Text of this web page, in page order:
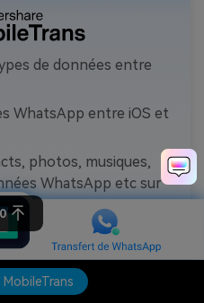
de données entre
WhatsApp entre iOS et
photos, musiques,
WhatsApp etc sur
entre Android, iOS et